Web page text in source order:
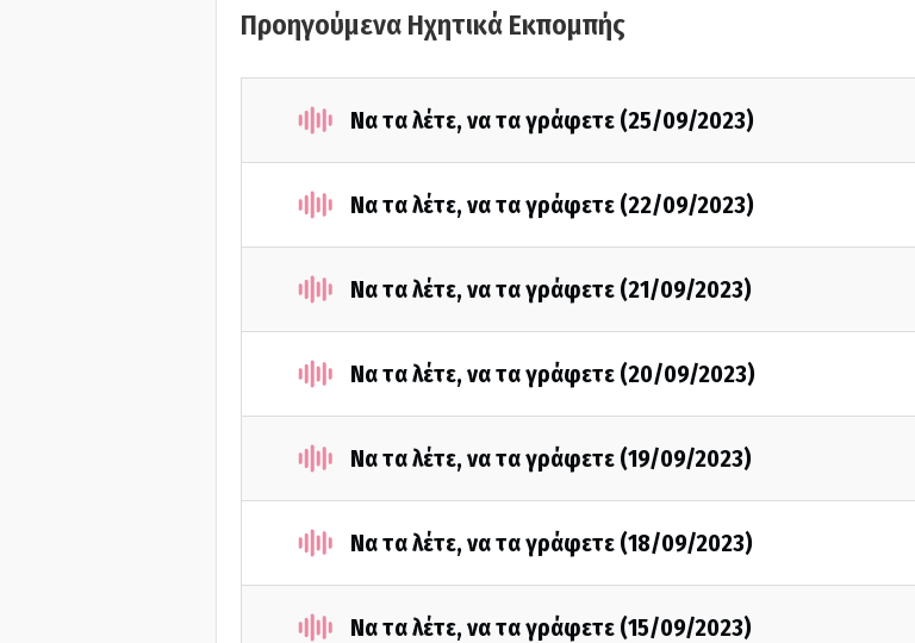
Προηγούμενα Ηχητικά Εκπομπής
Να τα λέτε, να τα γράφετε (25/09/2023)
Να τα λέτε, να τα γράφετε (22/09/2023)
Να τα λέτε, να τα γράφετε (21/09/2023)
Να τα λέτε, να τα γράφετε (20/09/2023)
Να τα λέτε, να τα γράφετε (19/09/2023)
Να τα λέτε, να τα γράφετε (18/09/2023)
Να τα λέτε, να τα γράφετε (15/09/2023)